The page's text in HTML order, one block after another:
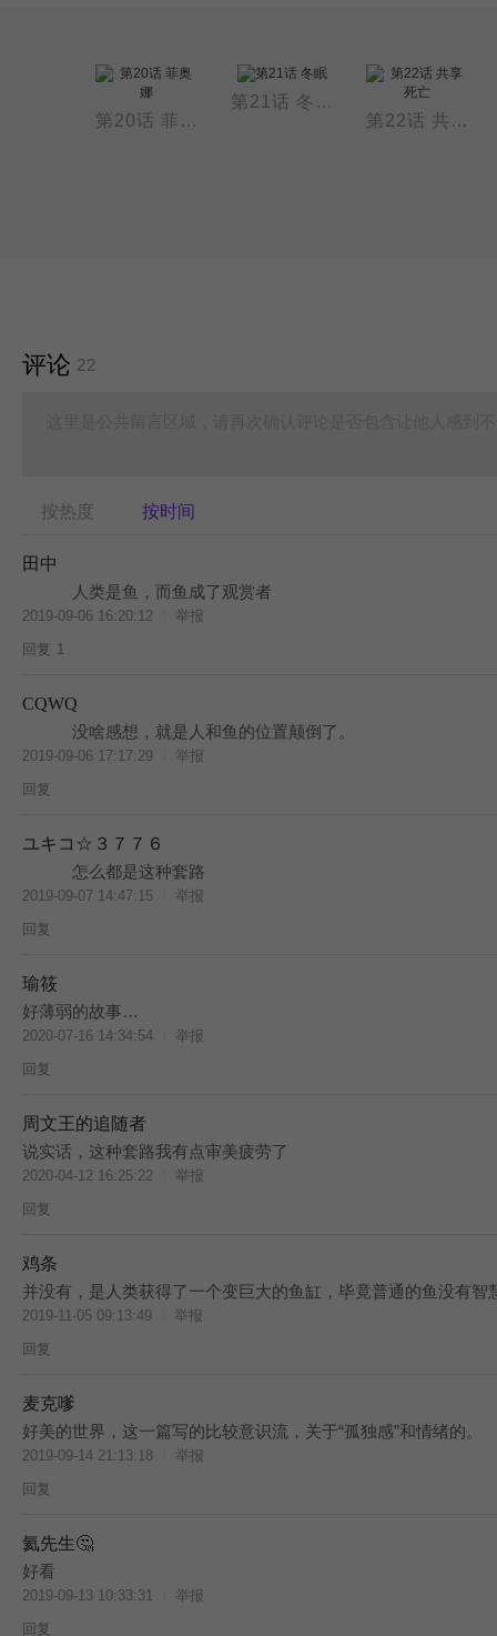
第20话 菲奥娜
第21话 冬眠
第22话 共享死亡
评论 22
按热度 按时间
田中
BES
人类是鱼，而鱼成了观赏者
2019-09-06 16:20:12
举报
回复 1
CQWQ
BES
没啥感想，就是人和鱼的位置颠倒了。
2019-09-06 17:17:29
举报
回复
ユキコ☆３７７６
BES
怎么都是这种套路
2019-09-07 14:47:15
举报
回复
瑜筱
好薄弱的故事…
2020-07-16 14:34:54
举报
回复
周文王的追随者
说实话，这种套路我有点审美疲劳了
2020-04-12 16:25:22
举报
回复
鸡条
并没有，是人类获得了一个变巨大的鱼缸，毕竟普通的鱼没有智
2019-11-05 09:13:49
举报
回复
麦克嗲
好美的世界，这一篇写的比较意识流，关于“孤独感”和情绪的。
2019-09-14 21:13:18
举报
回复
氦先生🤔
好看
2019-09-13 10:33:31
举报
回复